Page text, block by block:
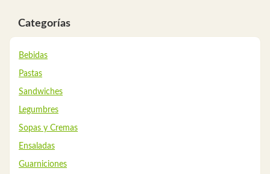
Categorías
Bebidas
Pastas
Sandwiches
Legumbres
Sopas y Cremas
Ensaladas
Guarniciones